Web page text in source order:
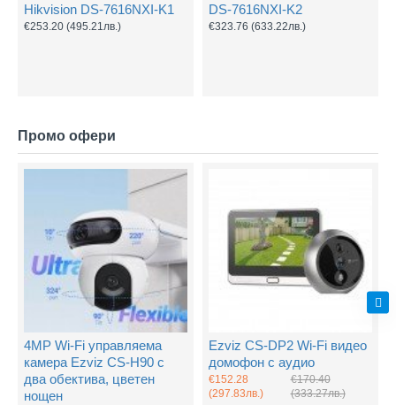
Hikvision DS-7616NXI-K1
€253.20 (495.21лв.)
DS-7616NXI-K2
€323.76 (633.22лв.)
Промо офери
4MP Wi-Fi управляема
камера Ezviz CS-H90 с
два обектива, цветен
нощен
Ezviz CS-DP2 Wi-Fi видео
домофон с аудио
€152.28
(297.83лв.)
€170.40
(333.27лв.)